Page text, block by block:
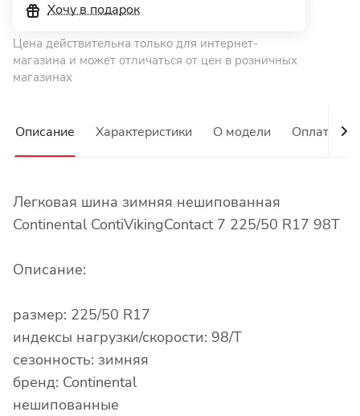
Хочу в подарок
Цена действительна только для интернет-
магазина и может отличаться от цен в розничных
магазинах
Описание Характеристики О модели Оплата
Легковая шина зимняя нешипованная
Continental ContiVikingContact 7 225/50 R17 98T
Описание:
размер: 225/50 R17
индексы нагрузки/скорости: 98/T
сезонность: зимняя
бренд: Continental
нешипованные